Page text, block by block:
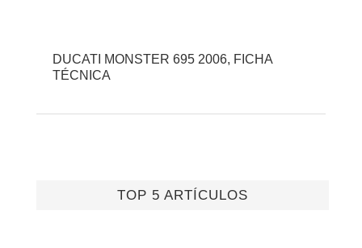
DUCATI MONSTER 695 2006, FICHA
TÉCNICA
TOP 5 ARTÍCULOS